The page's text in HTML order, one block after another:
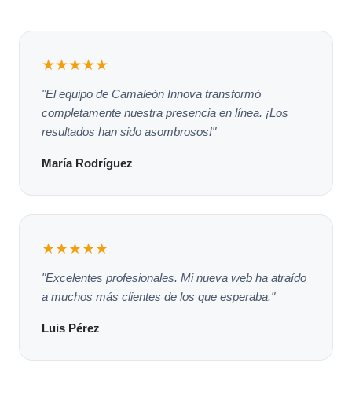
★★★★★
"El equipo de Camaleón Innova transformó
completamente nuestra presencia en línea. ¡Los
resultados han sido asombrosos!"
María Rodríguez
★★★★★
"Excelentes profesionales. Mi nueva web ha atraído
a muchos más clientes de los que esperaba."
Luis Pérez